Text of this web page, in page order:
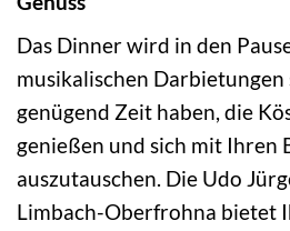
Das Dinner wird in den
musikalischen Darbietungen
genügend Zeit haben, die
genießen und sich mit Ihren
auszutauschen. Die Udo
Limbach-Oberfrohna bietet